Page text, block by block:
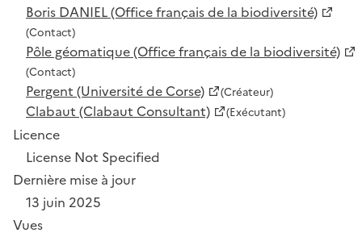
Boris DANIEL (Office français de la biodiversité)
(Contact)
Pôle géomatique (Office français de la biodiversité)
(Contact)
Pergent (Université de Corse) (Créateur)
Clabaut (Clabaut Consultant) (Exécutant)
Licence
License Not Specified
Dernière mise à jour
13 juin 2025
Vues